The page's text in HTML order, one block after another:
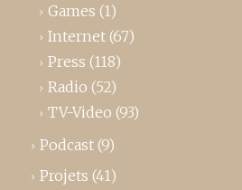
Games (1)
Internet (67)
Press (118)
Radio (52)
TV-Video (93)
Podcast (9)
Projets (41)